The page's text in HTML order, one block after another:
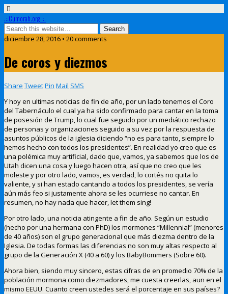
.::Cumorah.org ::.
diciembre 28, 2016 • 20 comments
De coros y diezmos
Share TweetPin Mail SMS
Y hoy en ultimas noticias de fin de año, por un lado tenemos el Coro
del Tabernáculo el cual ya ha sido confirmado para cantar en la toma
de posesión de Trump, lo cual fue seguido por un mediático rechazo
de personas y organizaciones seguido a su vez por la respuesta de
asuntos públicos de la iglesia diciendo “no es para tanto, siempre lo
hemos hecho con todos los presidentes”. En realidad yo creo que es
una polémica muy artificial, dado que, vamos, ya sabemos que los de
Utah dicen una cosa y luego hacen otra, así que no creo que les
moleste y por otro lado, vamos, es verdad, lo cortés no quita lo
valiente, y si han estado cantando a todos los presidentes, se vería
aún más feo si justamente ahora se les ocurriese no cantar. En
resumen, no hay nada que hacer, let them sing!
Por otro lado, una noticia atingente a fin de año. Según un estudio
(hecho por una hermana con PhD) los mormones “Millennial” (menores
de 40 años) son el grupo generacional que más diezma dentro de la
Iglesia. De todas formas las diferencias no son muy altas respecto al
grupo de la Generación X (40 a 60) y los BabyBommers (Sobre 60).
Ahora bien, siendo muy sincero, estas cifras de en promedio 70% de la
población mormona como diezmadores, me cuesta creerlas, aun en el
mismo EEUU. Cuanto creen ustedes será el porcentaje en sus países?